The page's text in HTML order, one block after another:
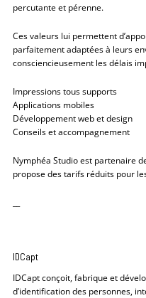
percutante et pérenne.
Ces valeurs lui permettent
parfaitement adaptées à leurs
consciencieusement les délais
Impressions tous supports
Applications mobiles
Développement web et design
Conseils et accompagnement
Nymphéa Studio est partenaire
propose des tarifs réduits pour
IDCapt
IDCapt conçoit, fabrique et
d’identification des personnes,